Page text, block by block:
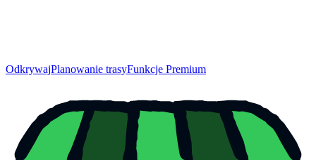
OdkrywajPlanowanie trasyFunkcje Premium